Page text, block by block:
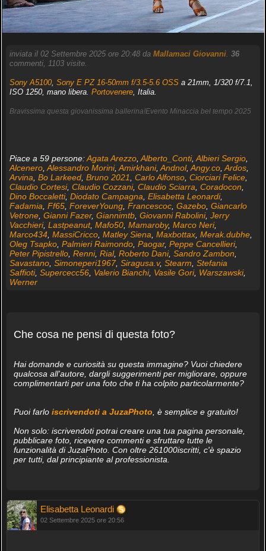
inviata il 02 Settembre 2025 ore 20:48 da Mallamaci Giovanni. 36
commenti, 1103 visite.
Sony A5100, Sony E PZ 16-50mm f/3.5-5.6 OSSa 21mm, 1/320 f/7.1,
ISO 1250, mano libera. Portovenere, Italia.
Bravissima questa giovanissima ballerina!Evento Minaccia bel tempo 2025
Piace a 59 persone:Agata Arezzo, Alberto_Conti, Albieri Sergio,
Alcenero, Alessandro Morini, Amirkhani, Andnol, Angy.co, Ardos,
Arvina Bo Larkeed, Bruno 2021 Carlo Alfonso, Ciorciari Felice,
Claudio Cortesi, Claudio Cozzani, Claudio Sciarra Coradocon
Dino Boccaletti, Diodato Campagna Elisabetta Leonardi,
Fadamia Ff65, ForeverYoung, Francescoc, Gazebo, Giancarlo
Vetrone, Gianni Fazer, Giannimtb, Giovanni Rabolini, Jerry
Vacchieri, Lastpeanut, Mafo50, Mamaroby, Marco Neri,
Marco434, MassiCricco, Matley Siena Maxbottax, Merak.dubhe,
Oleg Tsapko, Palmieri Raimondo, Paogar, Peppe Cancellieri,
Peter Pipistrello, Renni, Rial, Roberto Dani, Sandro Zambon
Savastano, Simoneperi1967, Siragusa.v, Stearm Stefania
Saffioti, Supercecc56, Valerio Bianchi, Vasile Gori, Warszawski,
Werner
Che cosa ne pensi di questa foto?
Hai domande e curiosità su questa immagine? Vuoi chiedere
qualcosa all'autore, dargli suggerimenti per migliorare, oppure
complimentarti per una foto che ti ha colpito particolarmente?
Puoi farlo iscrivendoti a JuzaPhoto , è semplice e gratuito!
Non solo: iscrivendoti potrai creare una tua pagina personale,
pubblicare foto, ricevere commenti e sfruttare tutte le
funzionalità di JuzaPhoto. Con oltre 261000iscritti, c'è spazio
per tutti, dal principiante al professionista.
Elisabetta Leonardi
02 Settembre 2025 ore 20:56